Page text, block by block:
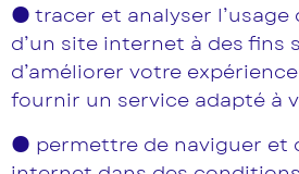
● tracer et analyser l’usage
d’un site internet à des fins
d’améliorer votre
fournir un service adapté à
● permettre de naviguer et